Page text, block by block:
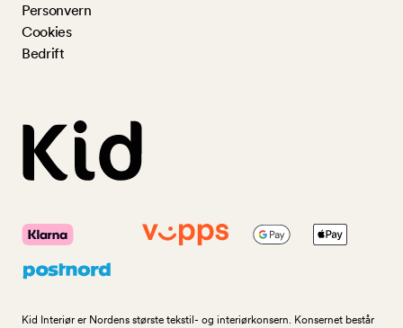
Personvern
Cookies
Bedrift
Kid Interiør er Nordens største tekstil- og interiørkonsern. Konsernet består